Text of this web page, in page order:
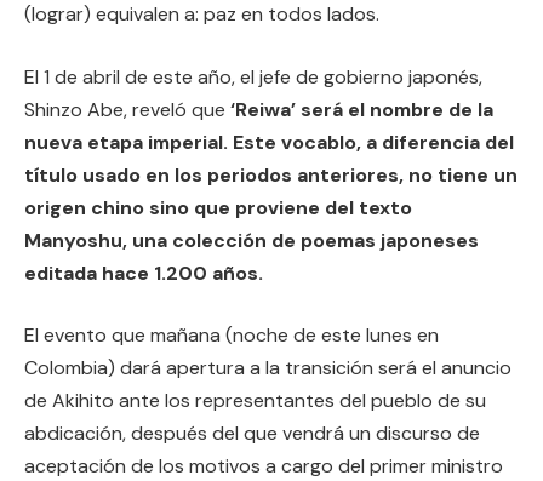
(lograr) equivalen a: paz en todos lados.
El 1 de abril de este año, el jefe de gobierno japonés,
Shinzo Abe, reveló que ‘Reiwa’ será el nombre de la
nueva etapa imperial. Este vocablo, a diferencia del
título usado en los periodos anteriores, no tiene un
origen chino sino que proviene del texto
Manyoshu, una colección de poemas japoneses
editada hace 1.200 años.
El evento que mañana (noche de este lunes en
Colombia) dará apertura a la transición será el anuncio
de Akihito ante los representantes del pueblo de su
abdicación, después del que vendrá un discurso de
aceptación de los motivos a cargo del primer ministro